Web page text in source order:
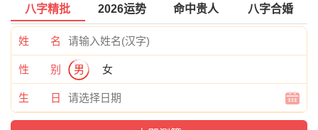
八字精批 2026运势 命中贵人 八字合婚
姓 名
性 别 男 女
生 日